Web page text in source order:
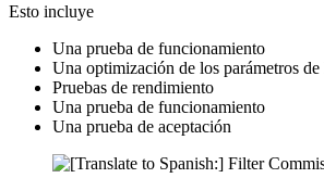
Esto incluye
Una prueba de funcionamiento
Una optimización de los parámetros
Pruebas de rendimiento
Una prueba de funcionamiento
Una prueba de aceptación